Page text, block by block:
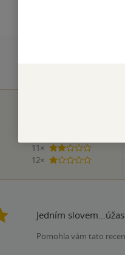
11×
2 hvězdičky
12×
1 hvezdička
Jedním
Pomohla vám tato